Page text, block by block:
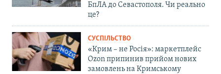
БпЛА до Севастополя. Чи реально
це?
СУСПІЛЬСТВО
«Крим – не Росія»: маркетплейс
Ozon припинив прийом нових
замовлень на Кримському